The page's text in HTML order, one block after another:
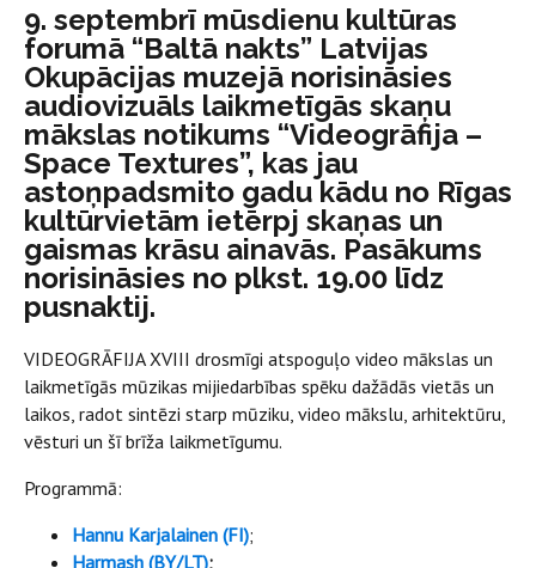
9. septembrī mūsdienu kultūras
forumā “Baltā nakts” Latvijas
Okupācijas muzejā norisināsies
audiovizuāls laikmetīgās skaņu
mākslas notikums “Videogrāfija –
Space Textures”, kas jau
astoņpadsmito gadu kādu no Rīgas
kultūrvietām ietērpj skaņas un
gaismas krāsu ainavās. Pasākums
norisināsies no plkst. 19.00 līdz
pusnaktij.
VIDEOGRĀFIJA XVIII drosmīgi atspoguļo video mākslas un
laikmetīgās mūzikas mijiedarbības spēku dažādās vietās un
laikos, radot sintēzi starp mūziku, video mākslu, arhitektūru,
vēsturi un šī brīža laikmetīgumu.
Programmā:
Hannu Karjalainen (FI);
Harmash (BY/LT);